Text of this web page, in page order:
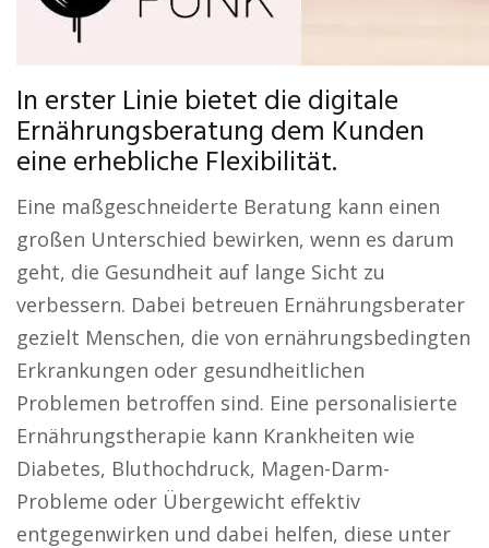
In erster Linie bietet die digitale
Ernährungsberatung dem Kunden
eine erhebliche Flexibilität.
Eine maßgeschneiderte Beratung kann einen
großen Unterschied bewirken, wenn es darum
geht, die Gesundheit auf lange Sicht zu
verbessern. Dabei betreuen Ernährungsberater
gezielt Menschen, die von ernährungsbedingten
Erkrankungen oder gesundheitlichen
Problemen betroffen sind. Eine personalisierte
Ernährungstherapie kann Krankheiten wie
Diabetes, Bluthochdruck, Magen-Darm-
Probleme oder Übergewicht effektiv
entgegenwirken und dabei helfen, diese unter